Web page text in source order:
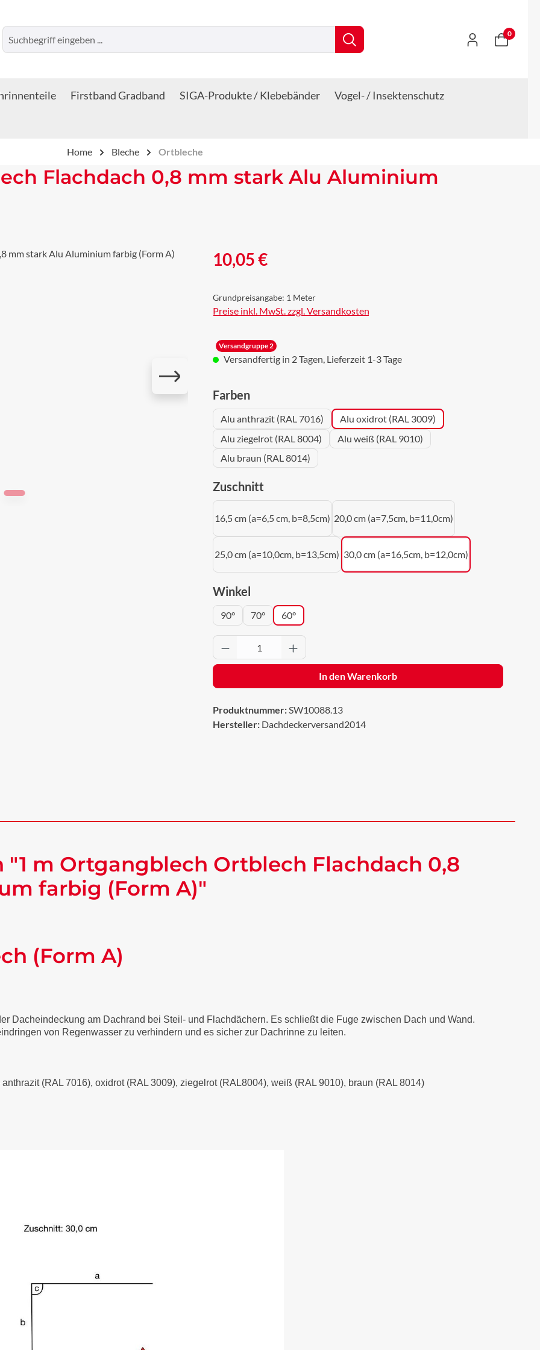
0
Firstband Gradband SIGA-Produkte / Klebebänder
Vogel- / Insektenschutz
Home Bleche Ortbleche
Flachdach 0,8 mm stark Alu Aluminium
Regulärer Preis:
10,05 €
Grundpreisangabe: 1 Meter
Preise inkl. MwSt. zzgl. Versandkosten
Versandgruppe 2
Versandfertig in 2 Tagen, Lieferzeit 1-3 Tage
Farbenauswählen
Alu anthrazit (RAL 7016)
Alu oxidrot (RAL 3009)
Alu ziegelrot (RAL 8004)
Alu weiß (RAL 9010)
Alu braun (RAL 8014)
Zuschnittauswählen
16,5 cm (a=6,5 cm, b=8,5cm) 20,0 cm (a=7,5cm, b=11,0cm)
25,0 cm (a=10,0cm, b=13,5cm) 30,0 cm (a=16,5cm, b=12,0cm)
Winkelauswählen
90° 70° 60°
Produkt Anzahl: Gib den gewünschten Wert ein
In den Warenkorb
Produktnummer:SW10088.13
Hersteller: Dachdeckerversand2014
m Ortgangblech Ortblech Flachdach 0,8
farbig (Form A)"
(Form A)
Dacheindeckung am Dachrand bei Steil- und Flachdächern. Es schließt die Fuge zwischen Dach und Wand.
von Regenwasser zu verhindern und es sicher zur Dachrinne zu leiten.
(RAL 7016), oxidrot (RAL 3009), ziegelrot (RAL8004), weiß (RAL 9010), braun (RAL 8014)